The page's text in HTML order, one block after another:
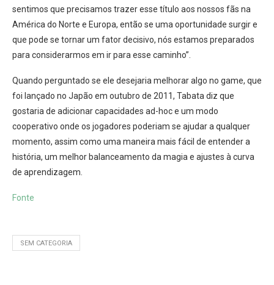
sentimos que precisamos trazer esse título aos nossos fãs na
América do Norte e Europa, então se uma oportunidade surgir e
que pode se tornar um fator decisivo, nós estamos preparados
para considerarmos em ir para esse caminho”.
Quando perguntado se ele desejaria melhorar algo no game, que
foi lançado no Japão em outubro de 2011, Tabata diz que
gostaria de adicionar capacidades ad-hoc e um modo
cooperativo onde os jogadores poderiam se ajudar a qualquer
momento, assim como uma maneira mais fácil de entender a
história, um melhor balanceamento da magia e ajustes à curva
de aprendizagem.
Fonte
SEM CATEGORIA